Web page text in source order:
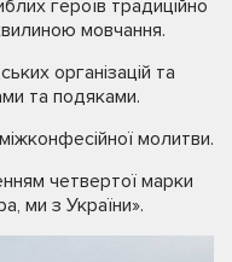
героїв традиційно
мовчання.
організацій та
та подяками.
молитви.
четвертої марки
ми з України».